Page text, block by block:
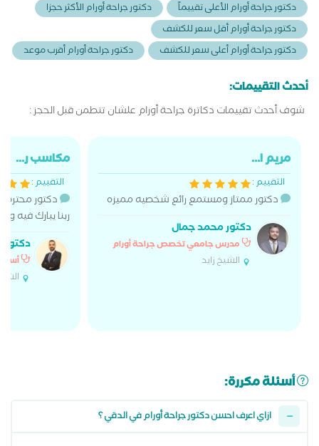
دكتور جراحة أورام الأعلى تقييماً
دكتور جراحة أورام الأكثر حجزا
دكتور جراحة أورام أقل سعر للكشف
دكتور جراحة أورام أعلى سعر للكشف
دكتور جراحة أورام أقرب موعد
أحدث التقييمات:
شوف أحدث تقييمات دكاترة جراحة أورام علشان تتطمن قبل الحجز :
مريم ا...
التقييم :
دكتور ممتاز ومستمع رائع شخصيه مميزه
دكتور محمد جمال
مدرس جامعي تخصص جراحة أورام
الشيخ زايد
مكاسب ر...
التقييم :
دكتور
ربنا يبارك فيه
دكتور
أسئلة مكررة:
ازاي اعرف احسن دكتور جراحة أورام في الدقي ؟